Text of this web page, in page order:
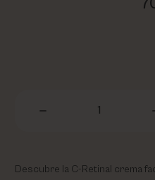
1
Descubre la C-Retinal crema